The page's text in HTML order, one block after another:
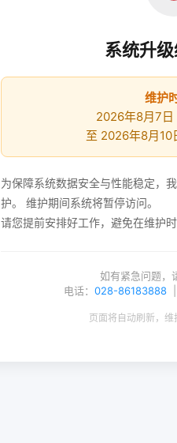
系统升
维护
2026年8月7
至 2026年8月10
为保障系统数据安全与性能稳定，
护。 维护期间系统将暂停访问。
请您提前安排好工作，避免在维护
如有紧急问题，
电话： 028-86183888
页面将自动刷新，